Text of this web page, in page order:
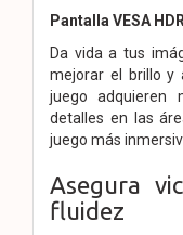
Pantalla VESA
Da vida a tus
mejorar el brillo y
juego adquieren
detalles en las
juego más
Asegura
fluidez